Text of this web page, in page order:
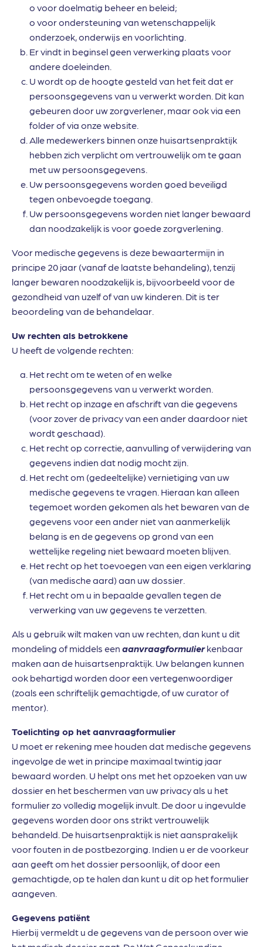
o voor doelmatig beheer en beleid;
o voor ondersteuning van wetenschappelijk
onderzoek, onderwijs en voorlichting.
Er vindt in beginsel geen verwerking plaats voor
andere doeleinden.
U wordt op de hoogte gesteld van het feit dat er
persoonsgegevens van u verwerkt worden. Dit kan
gebeuren door uw zorgverlener, maar ook via een
folder of via onze website.
Alle medewerkers binnen onze huisartsenpraktijk
hebben zich verplicht om vertrouwelijk om te gaan
met uw persoonsgegevens.
Uw persoonsgegevens worden goed beveiligd
tegen onbevoegde toegang.
Uw persoonsgegevens worden niet langer bewaard
dan noodzakelijk is voor goede zorgverlening.
Voor medische gegevens is deze bewaartermijn in
principe 20 jaar (vanaf de laatste behandeling), tenzij
langer bewaren noodzakelijk is, bijvoorbeeld voor de
gezondheid van uzelf of van uw kinderen. Dit is ter
beoordeling van de behandelaar.
Uw rechten als betrokkene
U heeft de volgende rechten:
Het recht om te weten of en welke
persoonsgegevens van u verwerkt worden.
Het recht op inzage en afschrift van die gegevens
(voor zover de privacy van een ander daardoor niet
wordt geschaad).
Het recht op correctie, aanvulling of verwijdering van
gegevens indien dat nodig mocht zijn.
Het recht om (gedeeltelijke) vernietiging van uw
medische gegevens te vragen. Hieraan kan alleen
tegemoet worden gekomen als het bewaren van de
gegevens voor een ander niet van aanmerkelijk
belang is en de gegevens op grond van een
wettelijke regeling niet bewaard moeten blijven.
Het recht op het toevoegen van een eigen verklaring
(van medische aard) aan uw dossier.
Het recht om u in bepaalde gevallen tegen de
verwerking van uw gegevens te verzetten.
Als u gebruik wilt maken van uw rechten, dan kunt u dit
mondeling of middels eenaanvraagformulierkenbaar
maken aan de huisartsenpraktijk. Uw belangen kunnen
ook behartigd worden door een vertegenwoordiger
(zoals een schriftelijk gemachtigde, of uw curator of
mentor).
Toelichting op het aanvraagformulier
U moet er rekening mee houden dat medische gegevens
ingevolge de wet in principe maximaal twintig jaar
bewaard worden. U helpt ons met het opzoeken van uw
dossier en het beschermen van uw privacy als u het
formulier zo volledig mogelijk invult. De door u ingevulde
gegevens worden door ons strikt vertrouwelijk
behandeld. De huisartsenpraktijk is niet aansprakelijk
voor fouten in de postbezorging. Indien u er de voorkeur
aan geeft om het dossier persoonlijk, of door een
gemachtigde, op te halen dan kunt u dit op het formulier
aangeven.
Gegevens patiënt
Hierbij vermeldt u de gegevens van de persoon over wie